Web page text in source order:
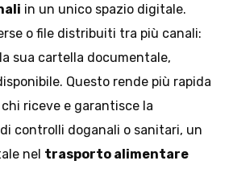
in un unico spazio digitale.
o file distribuiti tra più canali:
sua cartella documentale,
Questo rende più rapida
riceve e garantisce la
controlli doganali o sanitari, un
nel trasporto alimentare